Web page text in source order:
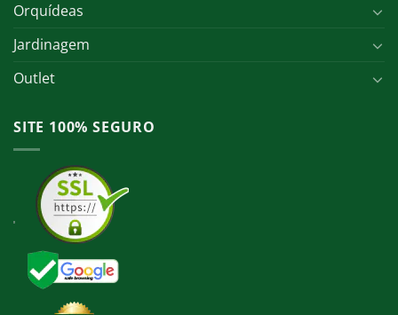
Orquídeas
Jardinagem
Outlet
SITE 100% SEGURO